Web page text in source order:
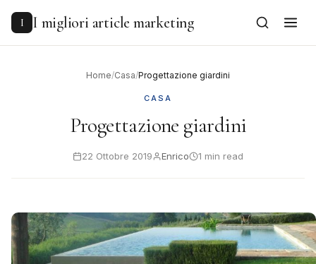
content
I I migliori article marketing
Home/Casa/Progettazione giardini
CASA
Progettazione giardini
22 Ottobre 2019 Enrico 1 min read